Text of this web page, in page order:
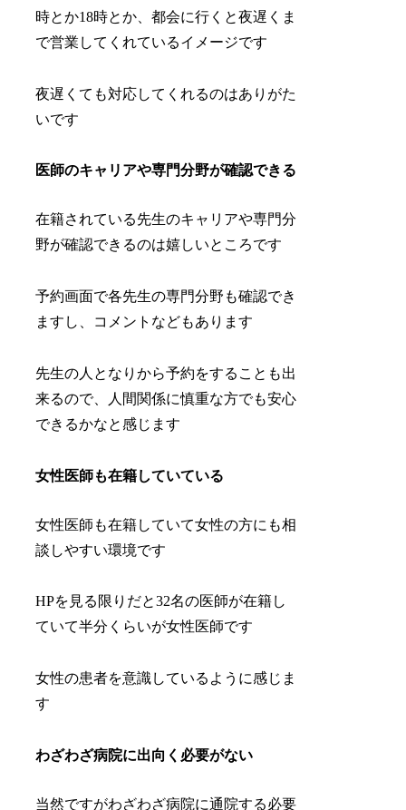
時とか18時とか、都会に行くと夜遅くま
で営業してくれているイメージです
夜遅くても対応してくれるのはありがた
いです
医師のキャリアや専門分野が確認できる
在籍されている先生のキャリアや専門分
野が確認できるのは嬉しいところです
予約画面で各先生の専門分野も確認でき
ますし、コメントなどもあります
先生の人となりから予約をすることも出
来るので、人間関係に慎重な方でも安心
できるかなと感じます
女性医師も在籍していている
女性医師も在籍していて女性の方にも相
談しやすい環境です
HPを見る限りだと32名の医師が在籍し
ていて半分くらいが女性医師です
女性の患者を意識しているように感じま
す
わざわざ病院に出向く必要がない
当然ですがわざわざ病院に通院する必要